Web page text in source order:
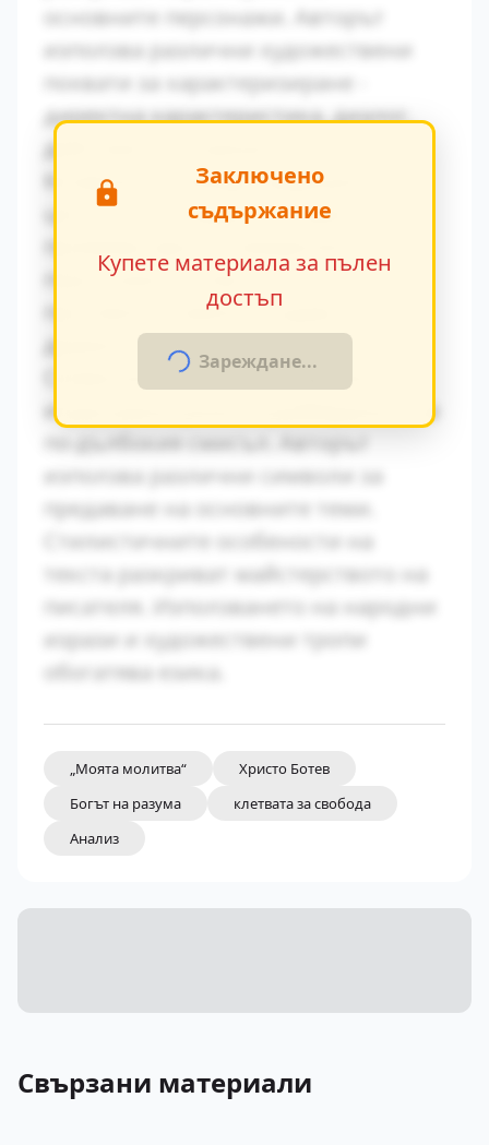
основните персонажи. Авторът
използва различни художествени
похвати за характеризиране -
директна характеристика, диалог,
действия и вътрешен монолог.
Конфликтът между традиционните
ценности и модерните идеи се
персонажите. Това
противопоставяне създава
драматично напрежение.
Символиката в произведението
играе важна роля за разбирането на
използва различни символи за
предаване на основните теми.
Стилистичните особености на
текста разкриват майстерството на
писателя. Използването на народни
изрази и художествени тропи
обогатява езика.
Заключено
съдържание
Купете материала за пълен
достъп
Зареждане...
„Моята молитва“
Христо Ботев
Богът на разума
клетвата за свобода
Анализ
Свързани материали